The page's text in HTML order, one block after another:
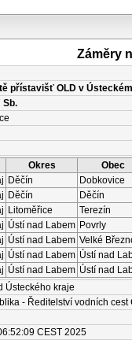
Záměry
přístavišť OLD v
Sb.
Okres Obec
Děčín Dobkovice
Děčín Děčín
Litoměřice Terezín
Ústí nad Labem Povrly
Ústí nad Labem Velké
Ústí nad Labem Ústí nad
Ústí nad Labem Ústí nad
Ústeckého kraje
- Ředitelství vodních
CEST 2025